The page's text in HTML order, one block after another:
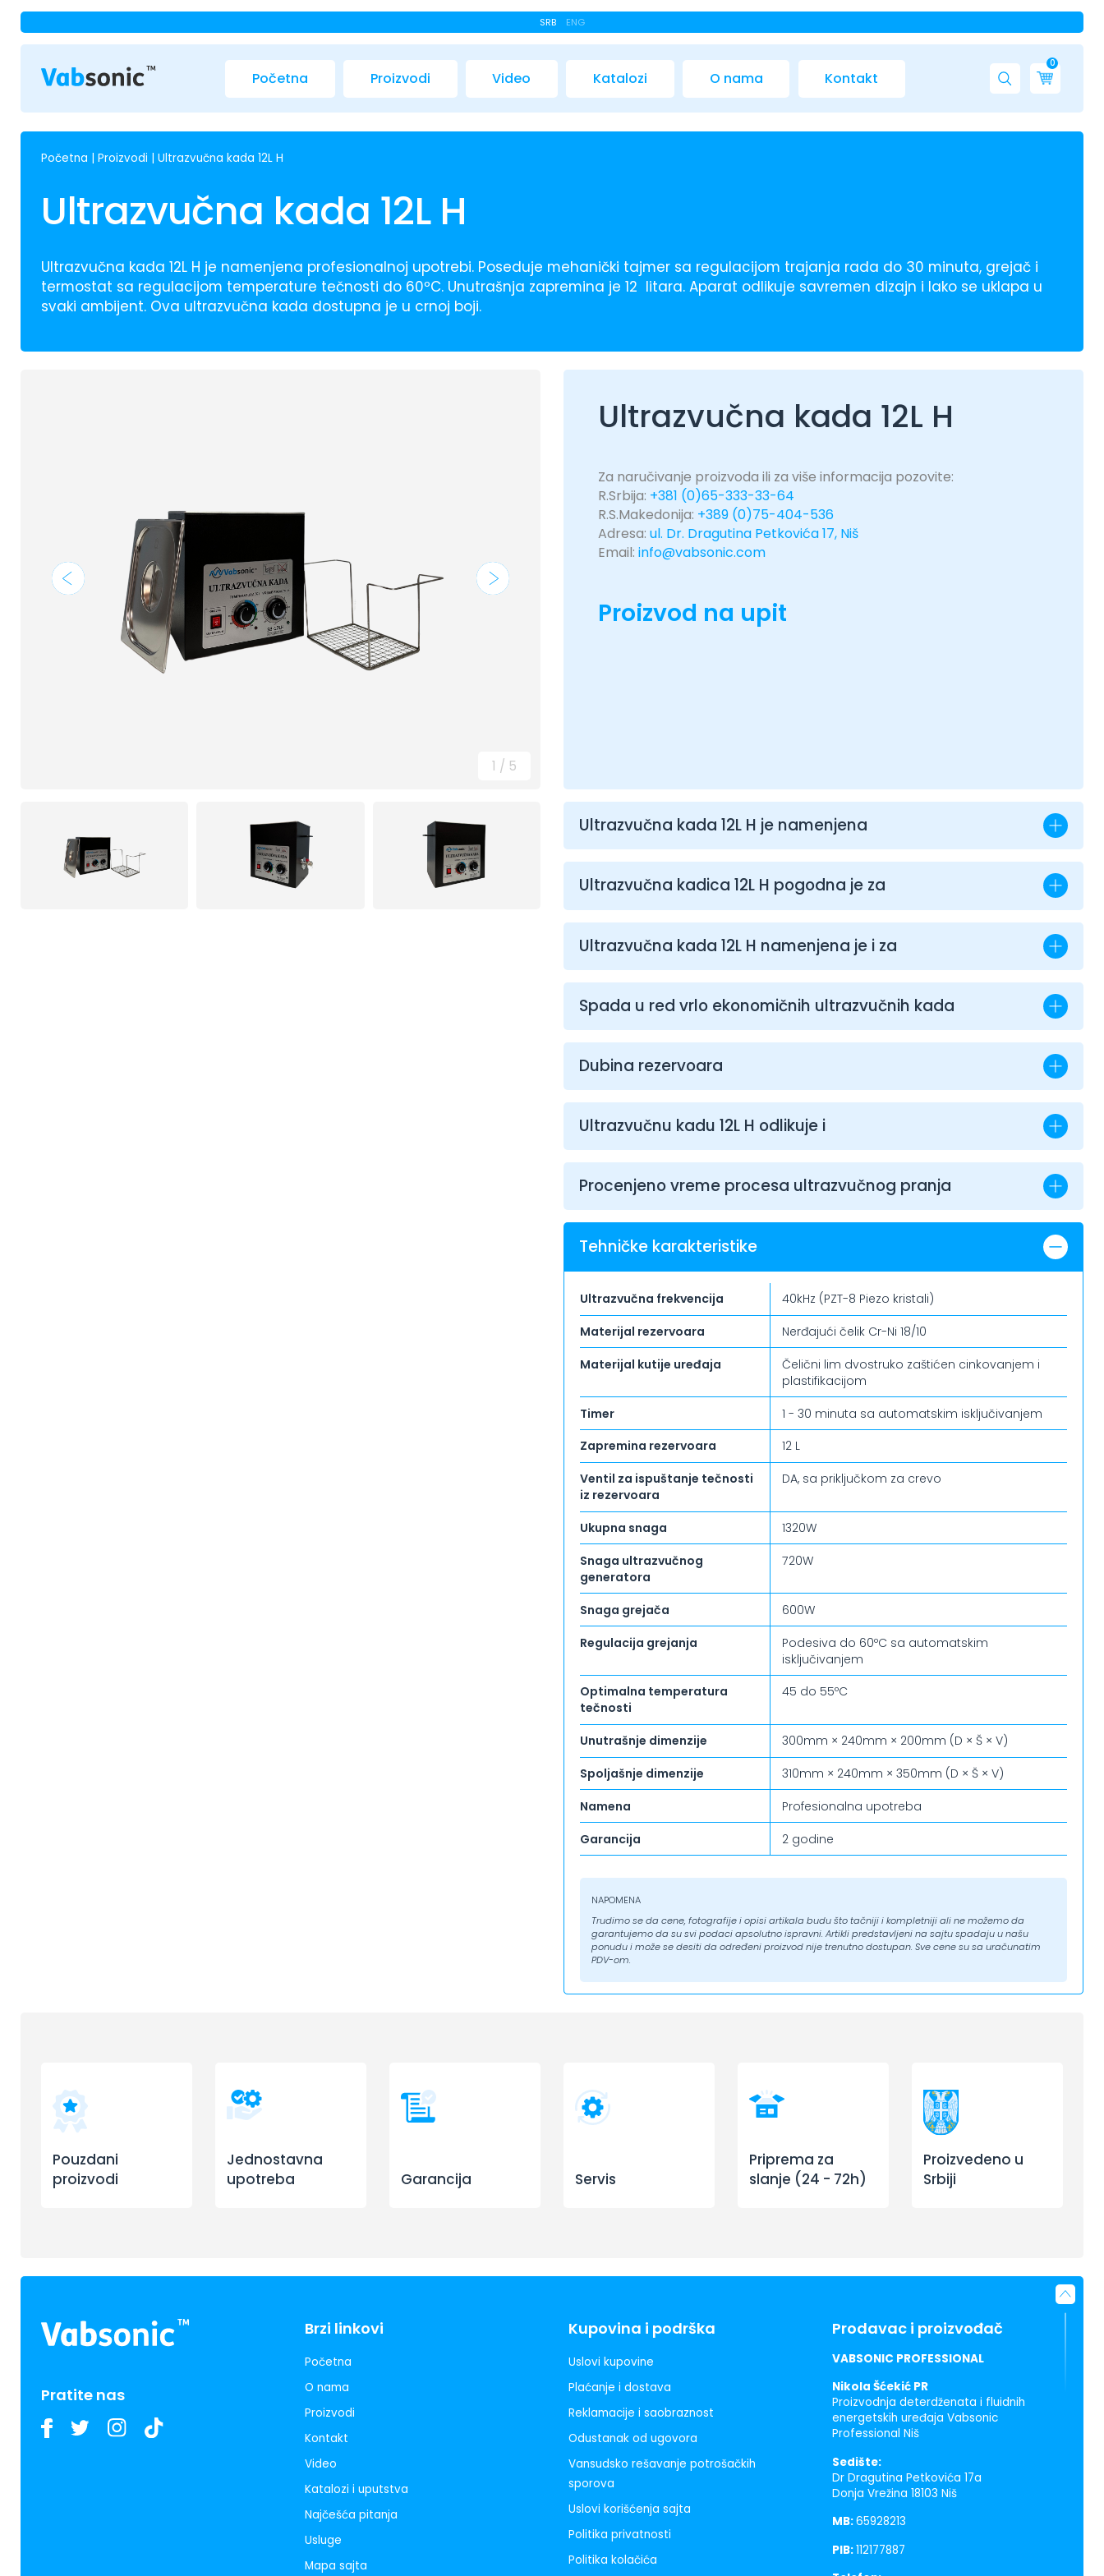
SRB ENG
Početna Proizvodi Video Katalozi O nama Kontakt
0
Početna Proizvodi Ultrazvučna kada 12L H
Ultrazvučna kada 12L H
Ultrazvučna kada 12L H je namenjena profesionalnoj upotrebi. Poseduje mehanički tajmer sa regulacijom trajanja rada do 30 minuta, grejač i
termostat sa regulacijom temperature tečnosti do 60ºC. Unutrašnja zapremina je 12 litara. Aparat odlikuje savremen dizajn i lako se uklapa u
svaki ambijent. Ova ultrazvučna kada dostupna je u crnoj boji.
1 / 5
Ultrazvučna kada 12L H
Za naručivanje proizvoda ili za više informacija pozovite:
R.Srbija: +381 (0)65-333-33-64
R.S.Makedonija: +389 (0)75-404-536
Adresa: ul. Dr. Dragutina Petkovića 17, Niš
Email: info@vabsonic.com
Proizvod na upit
Ultrazvučna kada 12L H je namenjena
Ultrazvučna kadica 12L H pogodna je za
Ultrazvučna kada 12L H namenjena je i za
Spada u red vrlo ekonomičnih ultrazvučnih kada
Dubina rezervoara
Ultrazvučnu kadu 12L H odlikuje i
Procenjeno vreme procesa ultrazvučnog pranja
Tehničke karakteristike
Ultrazvučna frekvencija
40kHz (PZT-8 Piezo kristali)
Materijal rezervoara
Nerđajući čelik Cr-Ni 18/10
Materijal kutije uređaja
Čelični lim dvostruko zaštićen cinkovanjem i
plastifikacijom
Timer
1 - 30 minuta sa automatskim isključivanjem
Zapremina rezervoara
12 L
Ventil za ispuštanje tečnosti
iz rezervoara
DA, sa priključkom za crevo
Ukupna snaga
1320W
Snaga ultrazvučnog
generatora
720W
Snaga grejača
600W
Regulacija grejanja
Podesiva do 60ºC sa automatskim
isključivanjem
Optimalna temperatura
tečnosti
45 do 55ºC
Unutrašnje dimenzije
300mm × 240mm × 200mm (D × Š × V)
Spoljašnje dimenzije
310mm × 240mm × 350mm (D × Š × V)
Namena
Profesionalna upotreba
Garancija
2 godine
NAPOMENA
Trudimo se da cene, fotografije i opisi artikala budu što tačniji i kompletniji ali ne možemo da
garantujemo da su svi podaci apsolutno ispravni. Artikli predstavljeni na sajtu spadaju u našu
ponudu i može se desiti da određeni proizvod nije trenutno dostupan. Sve cene su sa uračunatim
PDV-om.
Pouzdani
proizvodi
Jednostavna
upotreba
Garancija Servis
Priprema za
slanje (24 - 72h)
Proizvedeno u
Srbiji
Pratite nas
Brzi linkovi
Početna
O nama
Proizvodi
Kontakt
Video
Katalozi i uputstva
Najčešća pitanja
Usluge
Mapa sajta
Kupovina i podrška
Uslovi kupovine
Plaćanje i dostava
Reklamacije i saobraznost
Odustanak od ugovora
Vansudsko rešavanje potrošačkih
sporova
Uslovi korišćenja sajta
Politika privatnosti
Politika kolačića
Prodavac i proizvođač
VABSONIC PROFESSIONAL
Nikola Šćekić PR
Proizvodnja deterdženata i fluidnih
energetskih uređaja Vabsonic
Professional Niš
Sedište:
Dr Dragutina Petkovića 17a
Donja Vrežina 18103 Niš
MB:65928213
PIB:112177887